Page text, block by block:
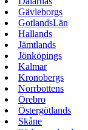
Gävleborgs
GotlandsLän
Hallands
Jämtlands
Jönköpings
Kalmar
Kronobergs
Norrbottens
Örebro
Östergötlands
Skåne